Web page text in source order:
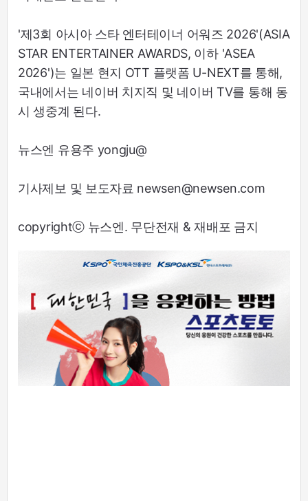
'제3회 아시아 스타 엔터테이너 어워즈 2026'(ASIA
STAR ENTERTAINER AWARDS, 이하 'ASEA
2026')는 일본 현지 OTT 플랫폼 U-NEXT를 통해,
국내에서는 네이버 치지직 및 네이버 TV를 통해 동
시 생중계 된다.
뉴스엔 유용주 yongju@
기사제보 및 보도자료 newsen@newsen.com
copyrightⓒ 뉴스엔. 무단전재 & 재배포 금지